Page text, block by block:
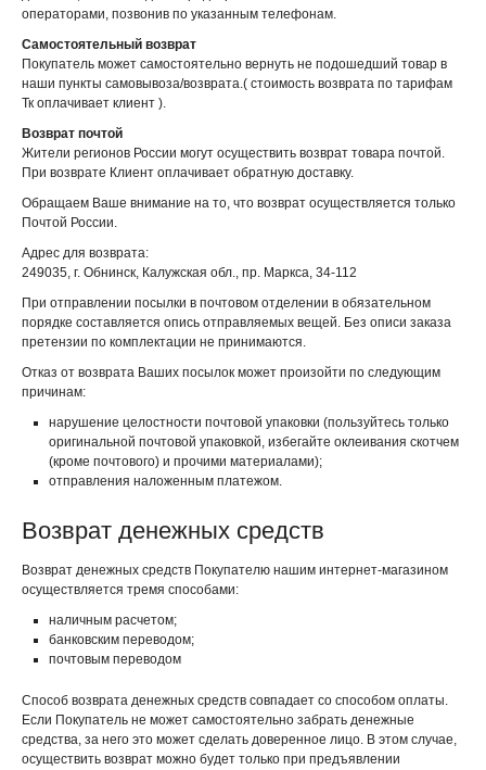
операторами, позвонив по указанным телефонам.
Самостоятельный возврат
Покупатель может самостоятельно вернуть не подошедший товар в
наши пункты самовывоза/возврата.( стоимость возврата по тарифам
Тк оплачивает клиент ).
Возврат почтой
Жители регионов России могут осуществить возврат товара почтой.
При возврате Клиент оплачивает обратную доставку.
Обращаем Ваше внимание на то, что возврат осуществляется только
Почтой России.
Адрес для возврата:
249035, г. Обнинск, Калужская обл., пр. Маркса, 34-112
При отправлении посылки в почтовом отделении в обязательном
порядке составляется опись отправляемых вещей. Без описи заказа
претензии по комплектации не принимаются.
Отказ от возврата Ваших посылок может произойти по следующим
причинам:
нарушение целостности почтовой упаковки (пользуйтесь только
оригинальной почтовой упаковкой, избегайте оклеивания скотчем
(кроме почтового) и прочими материалами);
отправления наложенным платежом.
Возврат денежных средств
Возврат денежных средств Покупателю нашим интернет-магазином
осуществляется тремя способами:
наличным расчетом;
банковским переводом;
почтовым переводом
Способ возврата денежных средств совпадает со способом оплаты.
Если Покупатель не может самостоятельно забрать денежные
средства, за него это может сделать доверенное лицо. В этом случае,
осуществить возврат можно будет только при предъявлении